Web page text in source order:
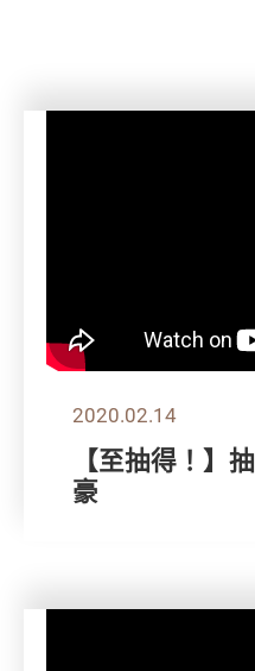
2020.02.14
【至抽得！】
豪